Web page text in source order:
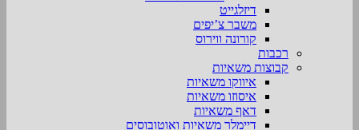
דיזלגייט
משבר צ’יפים
קורונה ווירוס
רכבות
קבוצות משאיות
איווקו משאיות
איסוזו משאיות
דאף משאיות
דיימלר משאיות ואוטובוסים